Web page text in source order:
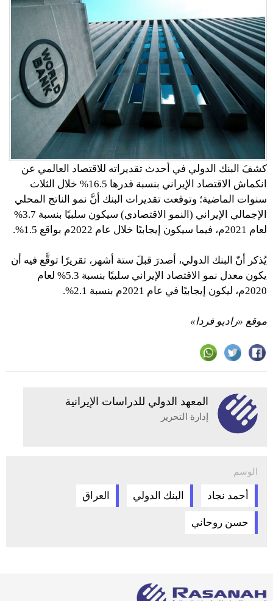
كشفَ البنك الدولي في أحدث تقديراته للاقتصاد العالمي عن
انكماش الاقتصاد الإيراني بنسبة قدرها 16.5% خلال الثلاث
سنوات الماضية؛ وتوقعت تقديرات البنك أنَّ نمو الناتج المحلي
الإجمالي الإيراني (النمو الاقتصادي) سيكون سلبيًا بنسبة 3.7%
لعام 2021م، فيما سيكون إيجابيًا خلال عام 2022م بواقع 1.5%.
يُذكر أنّ البنك الدولي، أصدرَ قبلَ ستة أشهر، تقريرًا توقَّع فيه أن
يكون معدل نمو الاقتصاد الإيراني سلبيًا بنسبة 5.3% لعام
2020م، ليكون إيجابيًا في عام 2021م بنسبة 2.1%.
موقع «راديو فردا»
المعهد الدولي للدراسات الإيرانية
إدارة التحرير
الوسم
أحمد نجاد البنك الدولي العراق
حسن روحاني